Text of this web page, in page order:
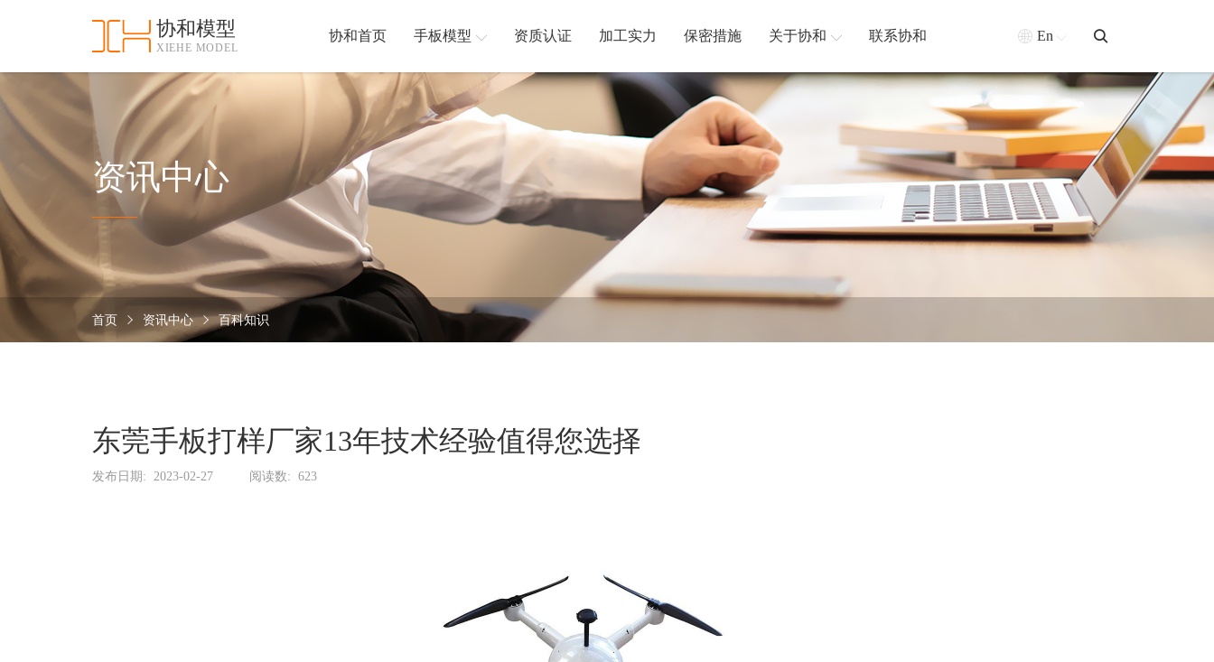
协和模型
XIEHE MODEL
协和首页 手板模型 资质认证 加工实力 保密措施 关于协和 联系协和 En
资讯中心
首页 资讯中心 百科知识
东莞手板打样厂家13年技术经验值得您选择
发布日期: 2023-02-27 阅读数: 623
和
首
页
手
型
资
认
加
实
保
密
施